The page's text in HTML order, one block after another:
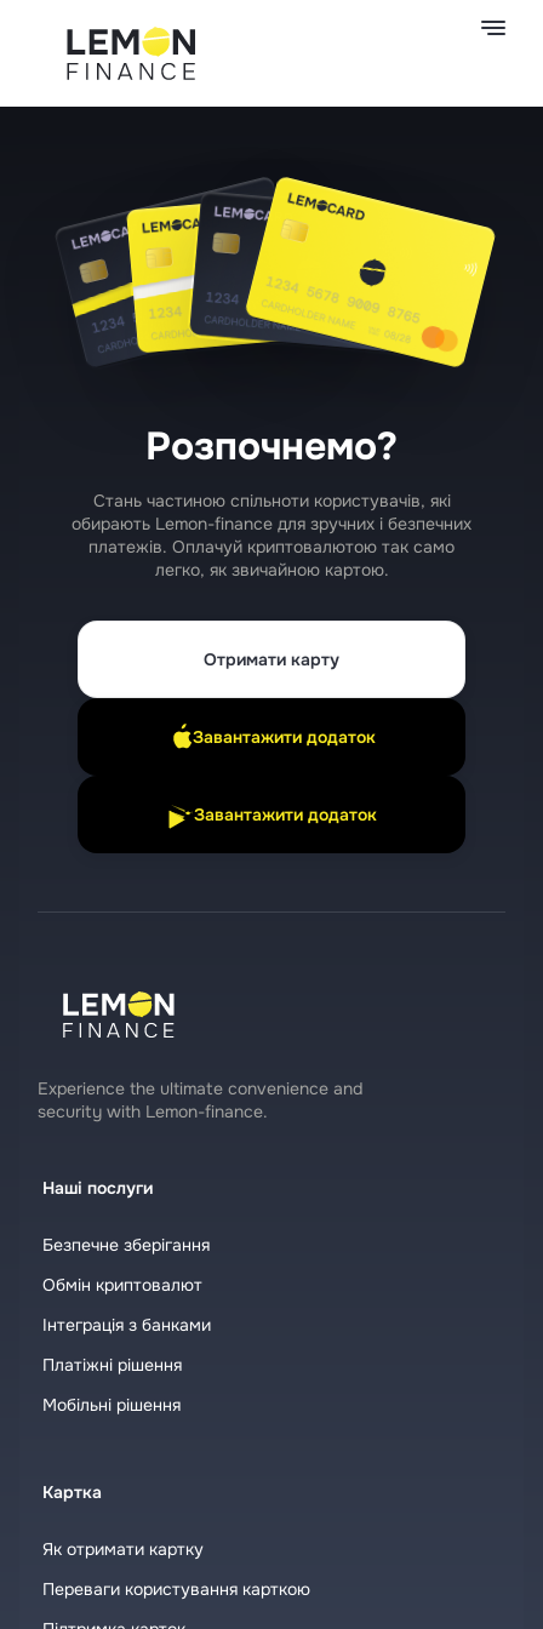
Розпочнемо?
Стань частиною спільноти користувачів, які
обирають Lemon-finance для зручних і безпечних
платежів. Оплачуй криптовалютою так само
легко, як звичайною картою.
Отримати карту
Завантажити додаток
Завантажити додаток
Experience the ultimate convenience and
security with Lemon-finance.
Наші послуги
Безпечне зберігання
Обмін криптовалют
Інтеграція з банками
Платіжні рішення
Мобільні рішення
Картка
Як отримати картку
Переваги користування карткою